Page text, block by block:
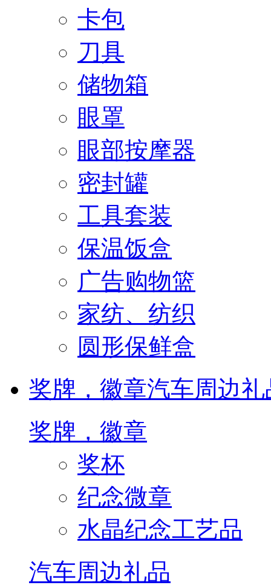
卡包
刀具
储物箱
眼罩
眼部按摩器
密封罐
工具套装
保温饭盒
广告购物篮
家纺、纺织
圆形保鲜盒
奖牌，徽章汽车周边礼
奖牌，徽章
奖杯
纪念微章
水晶纪念工艺品
汽车周边礼品